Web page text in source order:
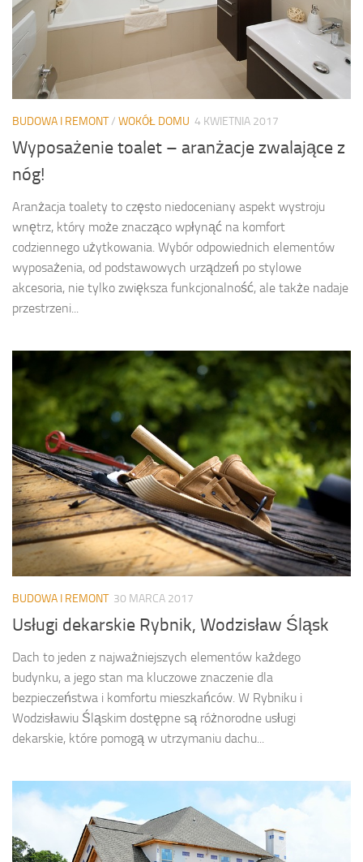
BUDOWA I REMONT/ WOKÓŁ DOMU 4 KWIETNIA 2017
Wyposażenie toalet – aranżacje zwalające z
nóg!
Aranżacja toalety to często niedoceniany aspekt wystroju
wnętrz, który może znacząco wpłynąć na komfort
codziennego użytkowania. Wybór odpowiednich elementów
wyposażenia, od podstawowych urządzeń po stylowe
akcesoria, nie tylko zwiększa funkcjonalność, ale także nadaje
przestrzeni...
BUDOWA I REMONT 30 MARCA 2017
Usługi dekarskie Rybnik, Wodzisław Śląsk
Dach to jeden z najważniejszych elementów każdego
budynku, a jego stan ma kluczowe znaczenie dla
bezpieczeństwa i komfortu mieszkańców. W Rybniku i
Wodzisławiu Śląskim dostępne są różnorodne usługi
dekarskie, które pomogą w utrzymaniu dachu...